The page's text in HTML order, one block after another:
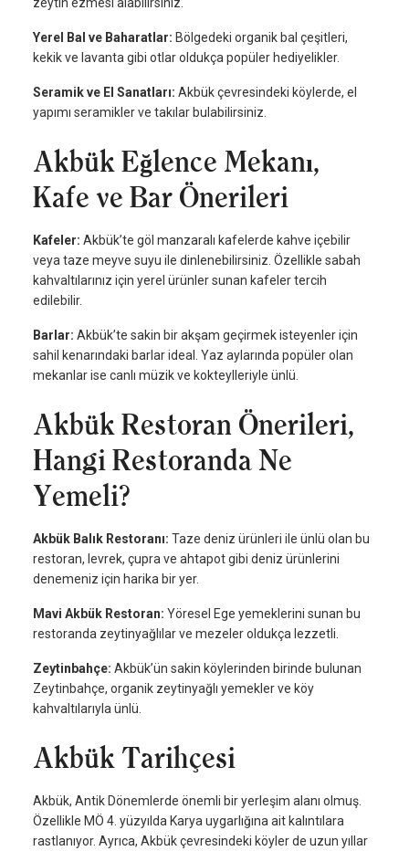
Yerel Bal ve Baharatlar: Bölgedeki organik bal çeşitleri,
kekik ve lavanta gibi otlar oldukça popüler hediyelikler.
Seramik ve El Sanatları: Akbük çevresindeki köylerde, el
yapımı seramikler ve takılar bulabilirsiniz.
Akbük Eğlence Mekanı,
Kafe ve Bar Önerileri
Kafeler: Akbük’te göl manzaralı kafelerde kahve içebilir
veya taze meyve suyu ile dinlenebilirsiniz. Özellikle sabah
kahvaltılarınız için yerel ürünler sunan kafeler tercih
edilebilir.
Barlar: Akbük’te sakin bir akşam geçirmek isteyenler için
sahil kenarındaki barlar ideal. Yaz aylarında popüler olan
mekanlar ise canlı müzik ve kokteylleriyle ünlü.
Akbük Restoran Önerileri,
Hangi Restoranda Ne
Yemeli?
Akbük Balık Restoranı: Taze deniz ürünleri ile ünlü olan bu
restoran, levrek, çupra ve ahtapot gibi deniz ürünlerini
denemeniz için harika bir yer.
Mavi Akbük Restoran: Yöresel Ege yemeklerini sunan bu
restoranda zeytinyağlılar ve mezeler oldukça lezzetli.
Zeytinbahçe: Akbük’ün sakin köylerinden birinde bulunan
Zeytinbahçe, organik zeytinyağlı yemekler ve köy
kahvaltılarıyla ünlü.
Akbük Tarihçesi
Akbük, Antik Dönemlerde önemli bir yerleşim alanı olmuş.
Özellikle MÖ 4. yüzyılda Karya uygarlığına ait kalıntılara
rastlanıyor. Ayrıca, Akbük çevresindeki köyler de uzun yıllar